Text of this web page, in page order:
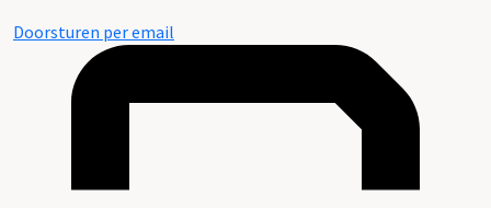
Doorsturen per email